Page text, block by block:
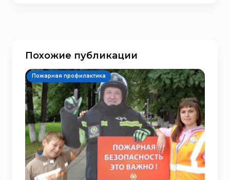
Похожие публикации
Пожарная профилактика